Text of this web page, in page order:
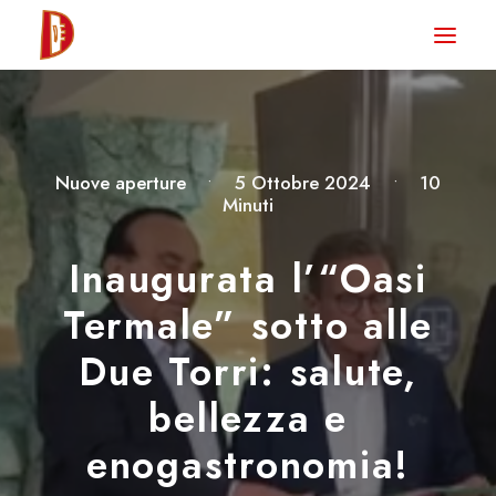
HOME
NEWS
DEGUSTA TV
LA RIVISTA
CONTATTI
CLUB DEGUSTA
STORE
RICERCA
Nuove aperture • 5 Ottobre 2024 •
10
Minuti
Inaugurata l’“Oasi
Termale” sotto alle
Due Torri: salute,
bellezza e
enogastronomia!